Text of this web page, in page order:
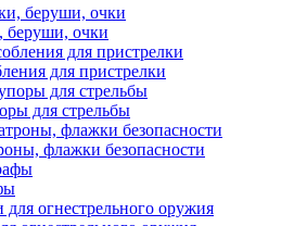
очки
для пристрелки
для стрельбы
флажки безопасности